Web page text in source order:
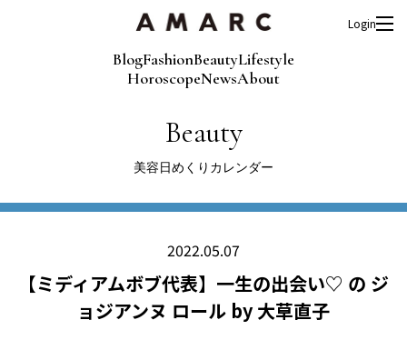
BlogFashionBeautyLifestyle
HoroscopeNewsAbout
Login
Beauty
美容日めくりカレンダー
2022.05.07
【ミディアムボブ代表】一生の出会い♡ の ジ
ョジアンヌ ロール by 大草直子